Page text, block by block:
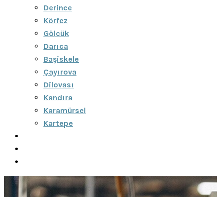
Derince
Körfez
Gölcük
Darıca
Başiskele
Çayırova
Dilovası
Kandıra
Karamürsel
Kartepe